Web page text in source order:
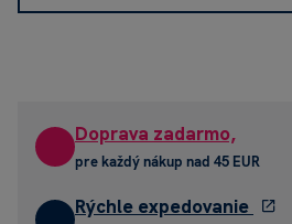
Doprava zadarmo,
pre každý nákup nad 45 EUR
Rýchle expedovanie